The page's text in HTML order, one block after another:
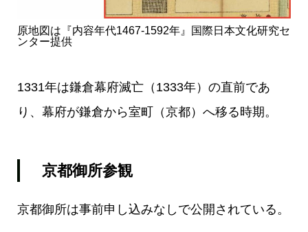
原地図は『内容年代1467-1592年』国際日本文化研究セ
ンター提供
1331年は鎌倉幕府滅亡（1333年）の直前であ
り、幕府が鎌倉から室町（京都）へ移る時期。
京都御所参観
京都御所は事前申し込みなしで公開されている。